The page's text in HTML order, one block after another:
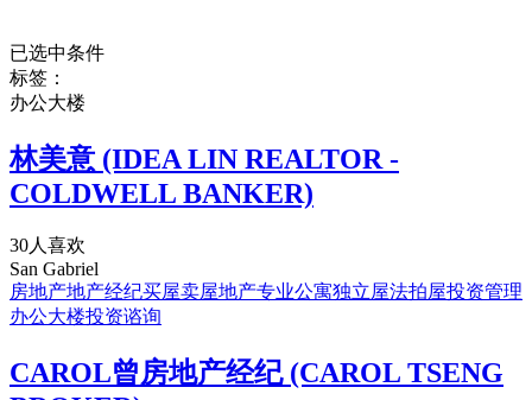
已选中条件
标签：
办公大楼
林美意 (IDEA LIN REALTOR -
COLDWELL BANKER)
30人喜欢
San Gabriel
房地产地产经纪买屋卖屋地产专业公寓独立屋法拍屋投资管理
办公大楼投资谘询
CAROL曾房地产经纪 (CAROL TSENG